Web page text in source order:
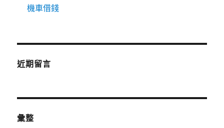
機車借錢
近期留言
彙整